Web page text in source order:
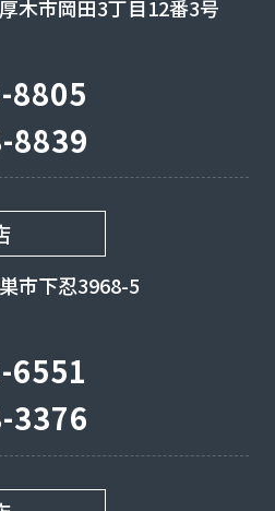
木市岡田3丁目12番3号
8805
8839
市下忍3968-5
6551
3376